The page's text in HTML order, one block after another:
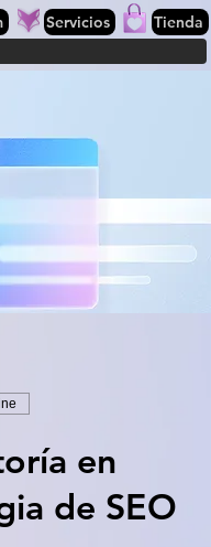
Servicios Tienda
en
de SEO